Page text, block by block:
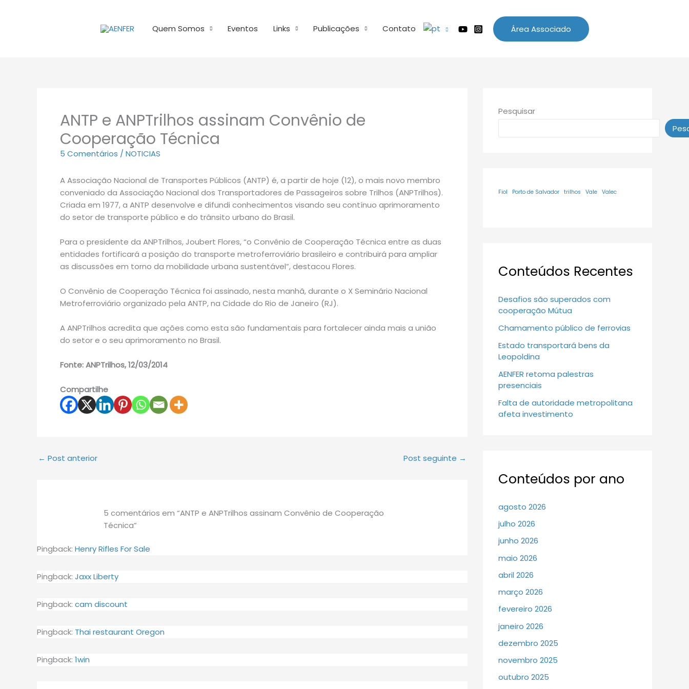
Quem Somos Eventos Links Publicações Contato Área Associado
ANTP e ANPTrilhos assinam Convênio de
Cooperação Técnica
5 Comentários / NOTICIAS
A Associação Nacional de Transportes Públicos (ANTP) é, a partir de hoje (12), o mais novo membro
conveniado da Associação Nacional dos Transportadores de Passageiros sobre Trilhos (ANPTrilhos).
Criada em 1977, a ANTP desenvolve e difundi conhecimentos visando seu contínuo aprimoramento
do setor de transporte público e do trânsito urbano do Brasil.
Para o presidente da ANPTrilhos, Joubert Flores, “o Convênio de Cooperação Técnica entre as duas
entidades fortificará a posição do transporte metroferroviário brasileiro e contribuirá para ampliar
as discussões em torno da mobilidade urbana sustentável”, destacou Flores.
O Convênio de Cooperação Técnica foi assinado, nesta manhã, durante o X Seminário Nacional
Metroferroviário organizado pela ANTP, na Cidade do Rio de Janeiro (RJ).
A ANPTrilhos acredita que ações como esta são fundamentais para fortalecer ainda mais a união
do setor e o seu aprimoramento no Brasil.
Fonte: ANPTrilhos, 12/03/2014
Compartilhe
← Post anterior Post seguinte →
5 comentários em “ANTP e ANPTrilhos assinam Convênio de Cooperação
Técnica”
Pingback: Henry Rifles For Sale
Pingback: Jaxx Liberty
Pingback: cam discount
Pingback: Thai restaurant Oregon
Pingback: 1win
Pesquisar
Fiol Porto de Salvador trilhos Vale Valec
Conteúdos Recentes
Desafios são superados com
cooperação Mútua
Chamamento público de ferrovias
Estado transportará bens da
Leopoldina
AENFER retoma palestras
presenciais
Falta de autoridade metropolitana
afeta investimento
Conteúdos por ano
agosto 2026
julho 2026
junho 2026
maio 2026
abril 2026
março 2026
fevereiro 2026
janeiro 2026
dezembro 2025
novembro 2025
outubro 2025